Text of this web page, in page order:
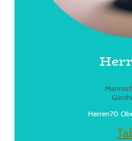
Herren70